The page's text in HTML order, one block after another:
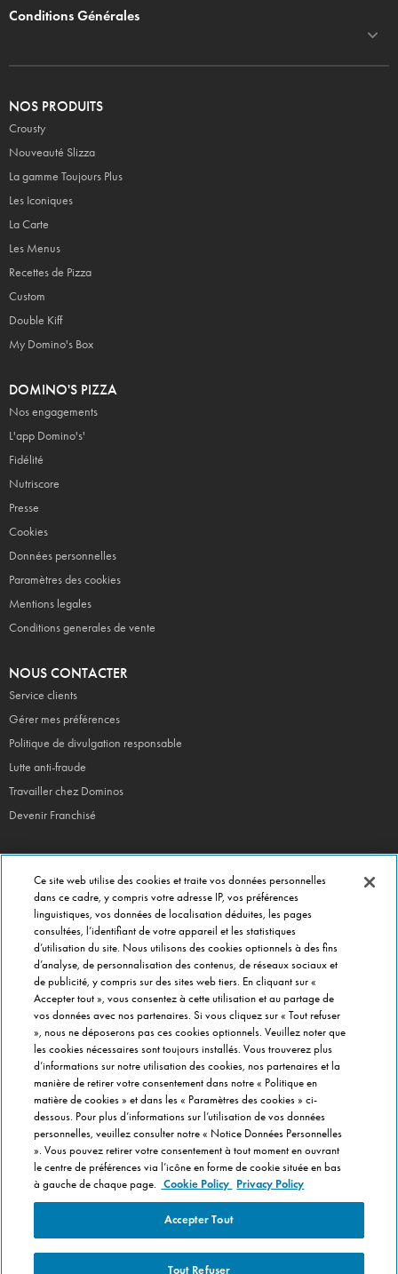
Conditions Générales
NOS PRODUITS
Crousty
Nouveauté Slizza
La gamme Toujours Plus
Les Iconiques
La Carte
Les Menus
Recettes de Pizza
Custom
Double Kiff
My Domino's Box
DOMINO'S PIZZA
Nos engagements
L'app Domino's'
Fidélité
Nutriscore
Presse
Cookies
Données personnelles
Paramètres des cookies
Mentions legales
Conditions generales de vente
NOUS CONTACTER
Service clients
Gérer mes préférences
Politique de divulgation responsable
Lutte anti-fraude
Travailler chez Dominos
Devenir Franchisé
EN CE MOMENT
Bouchées Doubles
Jours Fous
Domino's x Oasis x Spiderman
Nos opérations locales
PRÈS DE CHEZ VOUS
Pizzas Paris
Pizzas Lyon
Pizzas Marseille
Pizzas Lille
Pizzas Nantes
Ce site web utilise des cookies et traite vos données personnelles
dans ce cadre, y compris votre adresse IP, vos préférences
linguistiques, vos données de localisation déduites, les pages
consultées, l’identifiant de votre appareil et les statistiques
d’utilisation du site. Nous utilisons des cookies optionnels à des fins
d’analyse, de personnalisation des contenus, de réseaux sociaux et
de publicité, y compris sur des sites web tiers. En cliquant sur «
Accepter tout », vous consentez à cette utilisation et au partage de
vos données avec nos partenaires. Si vous cliquez sur « Tout refuser
», nous ne déposerons pas ces cookies optionnels. Veuillez noter que
les cookies nécessaires sont toujours installés. Vous trouverez plus
d’informations sur notre utilisation des cookies, nos partenaires et la
manière de retirer votre consentement dans notre « Politique en
matière de cookies » et dans les « Paramètres des cookies » ci-
dessous. Pour plus d’informations sur l’utilisation de vos données
personnelles, veuillez consulter notre « Notice Données Personnelles
». Vous pouvez retirer votre consentement à tout moment en ouvrant
le centre de préférences via l’icône en forme de cookie située en bas
à gauche de chaque page. Cookie Policy Privacy Policy
Accepter Tout
Tout Refuser